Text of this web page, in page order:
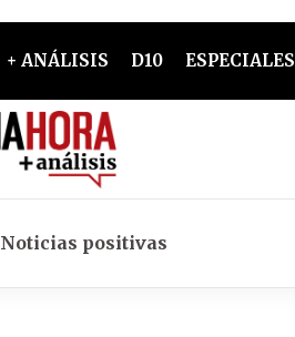
+ ANÁLISIS D10 ESPECIALES
Noticias positivas